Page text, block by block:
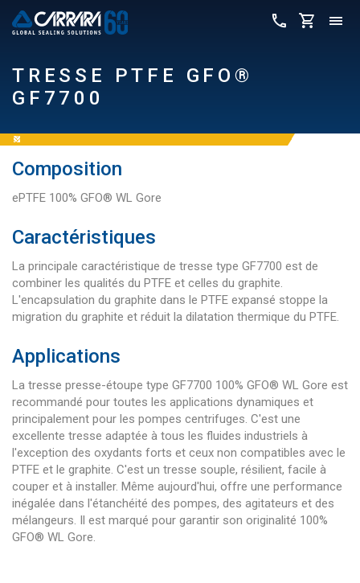
TRESSE PTFE GFO®
GF7700
Composition
ePTFE 100% GFO® WL Gore
Caractéristiques
La principale caractéristique de tresse type GF7700 est de
combiner les qualités du PTFE et celles du graphite.
L'encapsulation du graphite dans le PTFE expansé stoppe la
migration du graphite et réduit la dilatation thermique du PTFE.
Applications
La tresse presse-étoupe type GF7700 100% GFO® WL Gore est
recommandé pour toutes les applications dynamiques et
principalement pour les pompes centrifuges. C'est une
excellente tresse adaptée à tous les fluides industriels à
l'exception des oxydants forts et ceux non compatibles avec le
PTFE et le graphite. C'est un tresse souple, résilient, facile à
couper et à installer. Même aujourd'hui, offre une performance
inégalée dans l'étanchéité des pompes, des agitateurs et des
mélangeurs. Il est marqué pour garantir son originalité 100%
GFO® WL Gore.